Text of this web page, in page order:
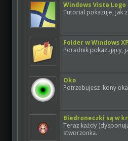
Windows Vista Logo
Tutorial pokazuje, jak
Folder w Windows XP
Poradnik pokazujący,
Oko
Potrzebujesz ikony
Biedroneczki są w
Teraz każdy
stworzonka.